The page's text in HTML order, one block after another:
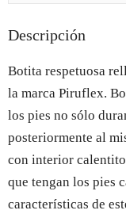
Descripción
Botita respetuosa
la marca Piruflex.
los pies no sólo
posteriormente al
con interior
que tengan los pies
características de